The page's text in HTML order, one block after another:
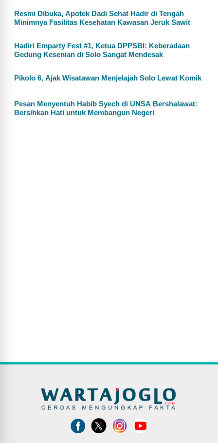
Resmi Dibuka, Apotek Dadi Sehat Hadir di Tengah
Minimnya Fasilitas Kesehatan Kawasan Jeruk Sawit
Hadiri Emparty Fest #1, Ketua DPPSBI: Keberadaan
Gedung Kesenian di Solo Sangat Mendesak
Pikolo 6, Ajak Wisatawan Menjelajah Solo Lewat Komik
Pesan Menyentuh Habib Syech di UNSA Bershalawat:
Bersihkan Hati untuk Membangun Negeri